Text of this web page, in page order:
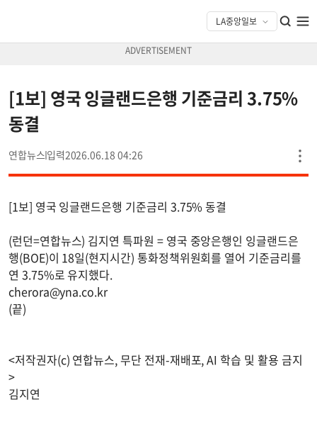
[1보] 영국 잉글랜드은행 기준금리 3.75%
동결
연합뉴스 2026.06.18 04:26
[1보] 영국 잉글랜드은행 기준금리 3.75% 동결
(런던=연합뉴스) 김지연 특파원 = 영국 중앙은행인 잉글랜드은
행(BOE)이 18일(현지시간) 통화정책위원회를 열어 기준금리를
연 3.75%로 유지했다.
cherora@yna.co.kr
(끝)
<저작권자(c) 연합뉴스, 무단 전재-재배포, AI 학습 및 활용 금지
>
김지연